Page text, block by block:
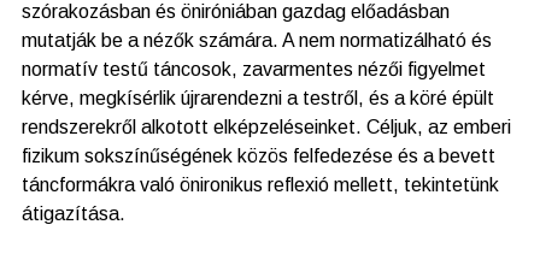
szórakozásban és öniróniában gazdag előadásban
mutatják be a nézők számára. A nem normatizálható és
normatív testű táncosok, zavarmentes nézői figyelmet
kérve, megkísérlik újrarendezni a testről, és a köré épült
rendszerekről alkotott elképzeléseinket. Céljuk, az emberi
fizikum sokszínűségének közös felfedezése és a bevett
táncformákra való önironikus reflexió mellett, tekintetünk
átigazítása.